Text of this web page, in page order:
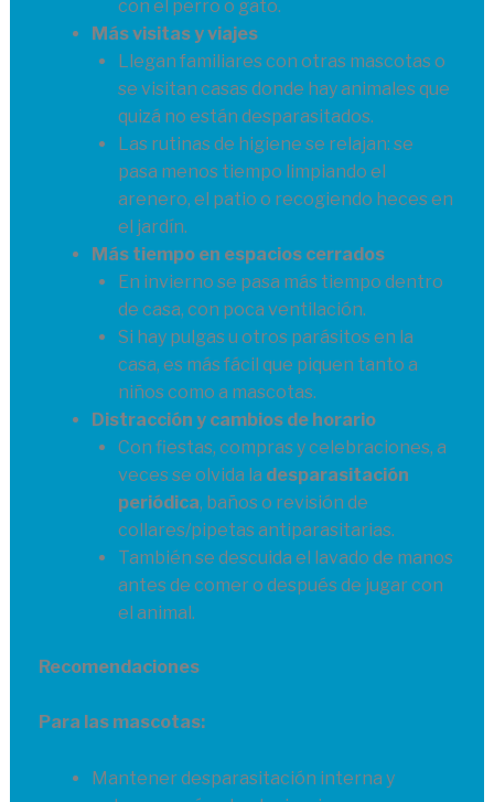
con el perro o gato.
Más visitas y viajes
Llegan familiares con otras mascotas o
se visitan casas donde hay animales que
quizá no están desparasitados.
Las rutinas de higiene se relajan: se
pasa menos tiempo limpiando el
arenero, el patio o recogiendo heces en
el jardín.
Más tiempo en espacios cerrados
En invierno se pasa más tiempo dentro
de casa, con poca ventilación.
Si hay pulgas u otros parásitos en la
casa, es más fácil que piquen tanto a
niños como a mascotas.
Distracción y cambios de horario
Con fiestas, compras y celebraciones, a
veces se olvida la desparasitación
periódica, baños o revisión de
collares/pipetas antiparasitarias.
También se descuida el lavado de manos
antes de comer o después de jugar con
el animal.
Recomendaciones
Para las mascotas:
Mantener desparasitación interna y